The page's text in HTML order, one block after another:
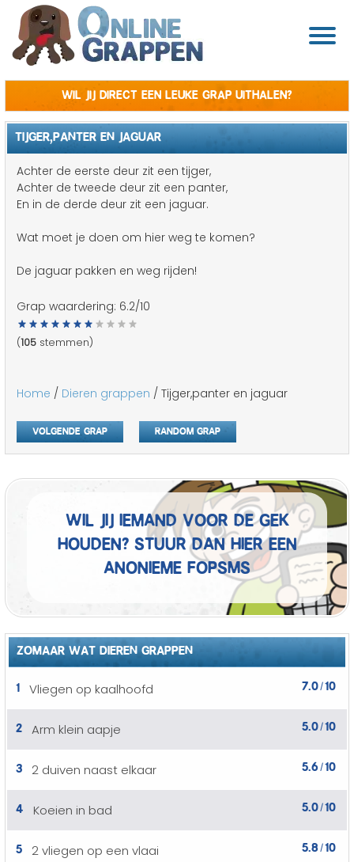
Wil jij direct een leuke grap uithalen?
TIJGER,PANTER EN JAGUAR
Achter de eerste deur zit een tijger,
Achter de tweede deur zit een panter,
En in de derde deur zit een jaguar.
Wat moet je doen om hier weg te komen?
De jaguar pakken en weg rijden!
Grap waardering: 6.2/10
(105 stemmen)
Home / Dieren grappen / Tijger,panter en jaguar
Volgende grap Random grap
Wil jij iemand voor de gek
houden? Stuur dan hier een
anonieme fopSMS
ZOMAAR WAT DIEREN GRAPPEN
1 Vliegen op kaalhoofd 7.0/10
2 Arm klein aapje 5.0/10
3 2 duiven naast elkaar 5.6 /10
4 Koeien in bad 5.0/10
5 2 vliegen op een vlaai 5.8/10